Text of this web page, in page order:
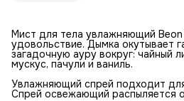
Мист для тела увлажняющий
удовольствие. Дымка окутывает
загадочную ауру вокруг: чайный
мускус, пачули и ваниль.
Увлажняющий спрей подходит
Спрей освежающий распыляется